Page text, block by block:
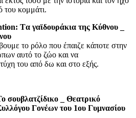
του κομμάτι.
Tα γαϊδουράκια της Κύθνου _
το ρόλο που έπαιζε κάποτε στην
αυτό το ζώο και να
του από δω και στο εξής.
σουβλατζίδικο _ Θεατρικό
Γονέων του 1ου Γυμνασίου